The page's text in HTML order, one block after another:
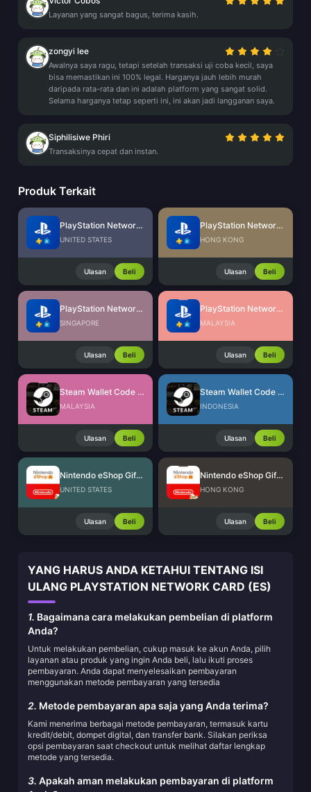
Layanan yang sangat bagus, terima kasih.
zongyi lee
Awalnya saya ragu, tetapi setelah transaksi uji coba kecil, saya
bisa memastikan ini 100% legal. Harganya jauh lebih murah
daripada rata-rata dan ini adalah platform yang sangat solid.
Selama harganya tetap seperti ini, ini akan jadi langganan saya.
Siphilisiwe Phiri
Transaksinya cepat dan instan.
Produk Terkait
PlayStation Network Card (US)
UNITED STATES
Ulasan Beli
PlayStation Network Card (HK)
HONG KONG
Ulasan Beli
PlayStation Network Card (SG)
SINGAPORE
Ulasan Beli
PlayStation Network Card (MY)
MALAYSIA
Ulasan Beli
Steam Wallet Code (MYR)
MALAYSIA
Ulasan Beli
Steam Wallet Code (IDR)
INDONESIA
Ulasan Beli
Nintendo eShop Gift Card (US)
UNITED STATES
Ulasan Beli
Nintendo eShop Gift Card (HK)
HONG KONG
Ulasan Beli
YANG HARUS ANDA KETAHUI TENTANG ISI
ULANG PLAYSTATION NETWORK CARD (ES)
1. Bagaimana cara melakukan pembelian di platform
Anda?
Untuk melakukan pembelian, cukup masuk ke akun Anda, pilih
layanan atau produk yang ingin Anda beli, lalu ikuti proses
pembayaran. Anda dapat menyelesaikan pembayaran
menggunakan metode pembayaran yang tersedia
2. Metode pembayaran apa saja yang Anda terima?
Kami menerima berbagai metode pembayaran, termasuk kartu
kredit/debit, dompet digital, dan transfer bank. Silakan periksa
opsi pembayaran saat checkout untuk melihat daftar lengkap
metode yang tersedia.
3. Apakah aman melakukan pembayaran di platform